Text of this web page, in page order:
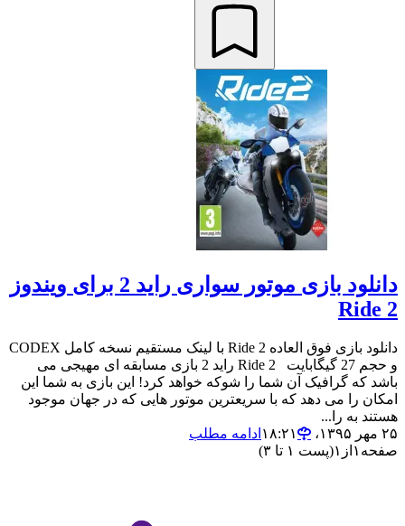
دانلود بازی موتور سواری راید 2 برای ویندوز
Ride 2
دانلود بازی فوق العاده Ride 2 با لینک مستقیم نسخه کامل CODEX
و حجم 27 گیگابایت Ride 2 راید 2 بازی مسابقه ای مهیجی می
باشد که گرافیک آن شما را شوکه خواهد کرد! این بازی به شما این
امکان را می دهد که با سریعترین موتور هایی که در جهان موجود
هستند به را...
۲۵ مهر ۱۳۹۵،‏ ۱۸:۲۱
ادامه مطلب
صفحه ۱ از ۱(پست ۱ تا ۳)